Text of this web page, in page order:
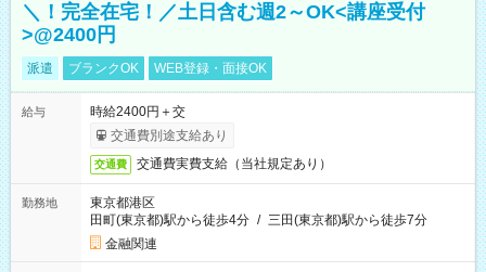
＼！完全在宅！／土日含む週2～OK<講座受付
>@2400円
派遣 ブランクOK WEB登録・面接OK
給与
時給2400円＋交
交通費別途支給あり
交通費 交通費実費支給（当社規定あり）
勤務地
東京都港区
田町(東京都)駅から徒歩4分 / 三田(東京都)駅から徒歩7分
金融関連